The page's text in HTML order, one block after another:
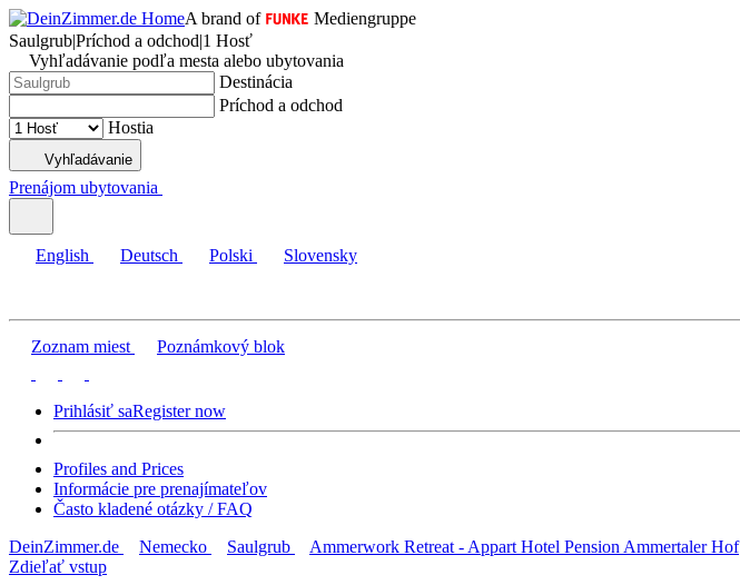
A brand of
Mediengruppe
Saulgrub|Príchod a odchod|1 Hosť
Vyhľadávanie podľa mesta alebo ubytovania
Destinácia
Príchod a odchod
Hostia
Vyhľadávanie
Prenájom ubytovania
English Deutsch Polski Slovensky
Zoznam miest Poznámkový blok
Prihlásiť saRegister now
Profiles and Prices
Informácie pre prenajímateľov
Často kladené otázky / FAQ
DeinZimmer.de
Nemecko Saulgrub
Ammerwork Retreat - Appart Hotel Pension Ammertaler Hof
Zdieľať vstup